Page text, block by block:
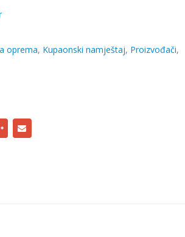
oprema, Kupaonski namještaj, Proizvođači,